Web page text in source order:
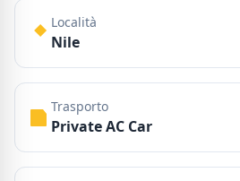
Località
Nile
Trasporto
Private AC Car